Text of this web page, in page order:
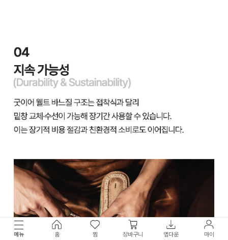
메뉴 홈 찜 장바구니 앱다운 마이